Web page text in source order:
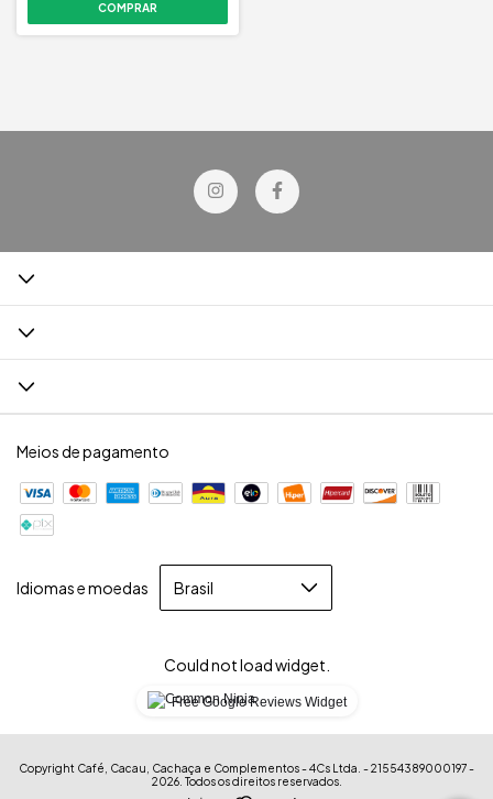
Meios de pagamento
Idiomas e moedas
Could not load widget.
Free Google Reviews Widget
Copyright Café, Cacau, Cachaça e Complementos - 4Cs Ltda. - 21554389000197 -
2026. Todos os direitos reservados.